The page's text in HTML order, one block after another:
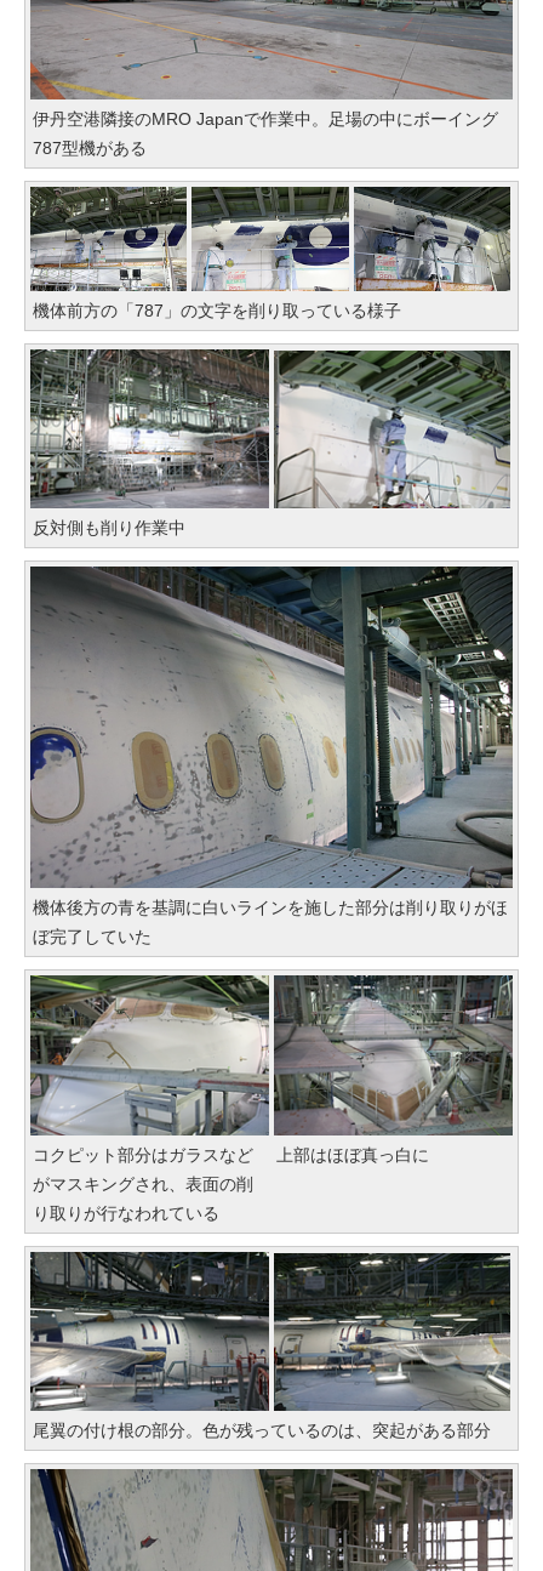
伊丹空港隣接のMRO Japanで作業中。足場の中にボーイング
787型機がある
機体前方の「787」の文字を削り取っている様子
反対側も削り作業中
機体後方の青を基調に白いラインを施した部分は削り取りがほ
ぼ完了していた
コクピット部分はガラスなど
がマスキングされ、表面の削
り取りが行なわれている
上部はほぼ真っ白に
尾翼の付け根の部分。色が残っているのは、突起がある部分